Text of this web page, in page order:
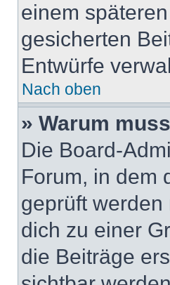
einem
gesicherten
Entwürfe
Nach oben
» Warum
Die Board-
Forum, in dem
geprüft
dich zu einer
die Beiträge